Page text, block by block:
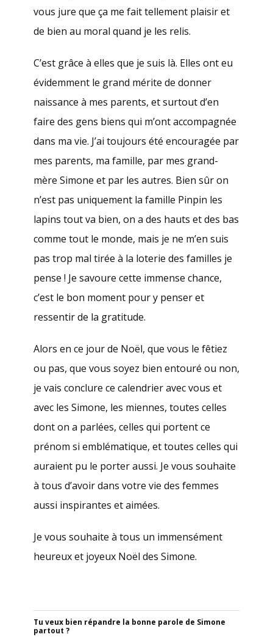
vous jure que ça me fait tellement plaisir et
de bien au moral quand je les relis.
C’est grâce à elles que je suis là. Elles ont eu
évidemment le grand mérite de donner
naissance à mes parents, et surtout d’en
faire des gens biens qui m’ont accompagnée
dans ma vie. J’ai toujours été encouragée par
mes parents, ma famille, par mes grand-
mère Simone et par les autres. Bien sûr on
n’est pas uniquement la famille Pinpin les
lapins tout va bien, on a des hauts et des bas
comme tout le monde, mais je ne m’en suis
pas trop mal tirée à la loterie des familles je
pense ! Je savoure cette immense chance,
c’est le bon moment pour y penser et
ressentir de la gratitude.
Alors en ce jour de Noël, que vous le fêtiez
ou pas, que vous soyez bien entouré ou non,
je vais conclure ce calendrier avec vous et
avec les Simone, les miennes, toutes celles
dont on a parlées, celles qui portent ce
prénom si emblématique, et toutes celles qui
auraient pu le porter aussi. Je vous souhaite
à tous d’avoir dans votre vie des femmes
aussi inspirantes et aimées.
Je vous souhaite à tous un immensément
heureux et joyeux Noël des Simone.
Tu veux bien répandre la bonne parole de Simone
partout ?